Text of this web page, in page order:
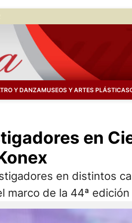
Y DANZAMUSEOS Y ARTES PLÁSTICAS
en
en distintos
marco de la 44ª